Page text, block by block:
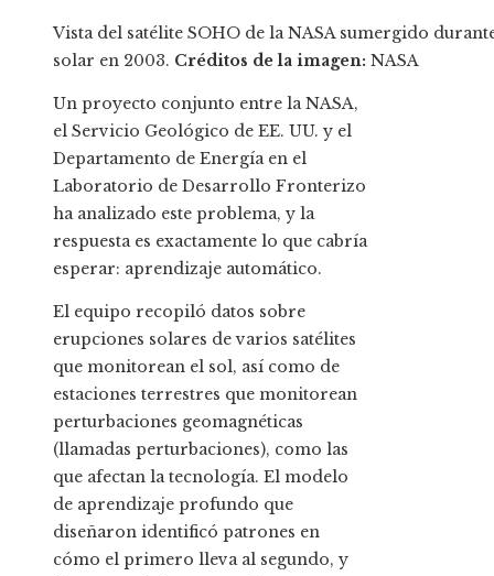
Vista del satélite SOHO de la NASA sumergido
solar en 2003. Créditos de la imagen: NASA
Un proyecto conjunto entre la NASA,
el Servicio Geológico de EE. UU. y el
Departamento de Energía en el
Laboratorio de Desarrollo Fronterizo
ha analizado este problema, y ​​la
respuesta es exactamente lo que cabría
esperar: aprendizaje automático.
El equipo recopiló datos sobre
erupciones solares de varios satélites
que monitorean el sol, así como de
estaciones terrestres que monitorean
perturbaciones geomagnéticas
(llamadas perturbaciones), como las
que afectan la tecnología. El modelo
de aprendizaje profundo que
diseñaron identificó patrones en
cómo el primero lleva al segundo, y